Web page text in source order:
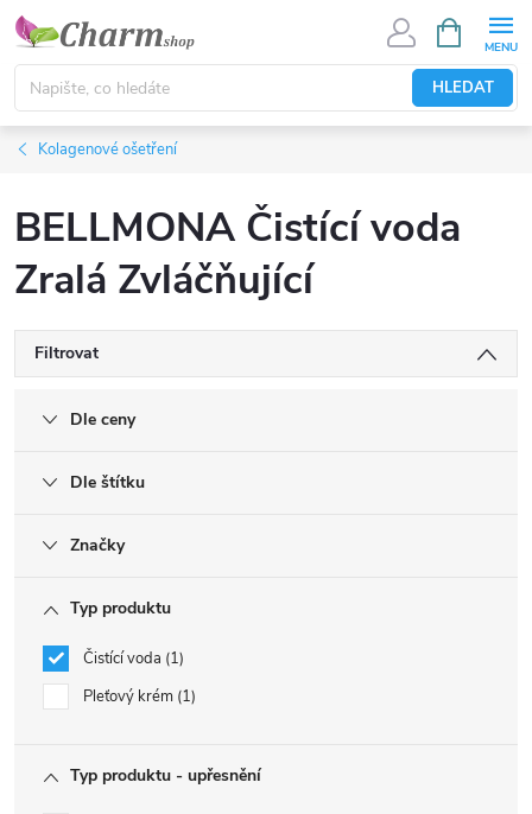
Přejít
obsah
HLEDAT
NÁKUPNÍ
KOŠÍK
Kolagenové ošetření
BELLMONA Čistící voda
Zralá Zvláčňující
Filtrovat
Dle ceny
Dle štítku
Značky
Typ produktu
Čistící voda 1
Pleťový krém 1
Typ produktu - upřesnění